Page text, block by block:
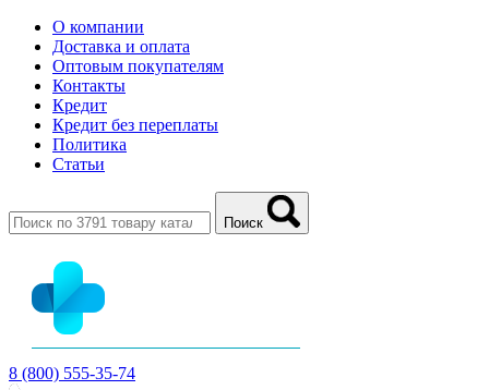
О компании
Доставка и оплата
Оптовым покупателям
Контакты
Кредит
Кредит без переплаты
Политика
Статьи
Поиск
8 (800) 555-35-74